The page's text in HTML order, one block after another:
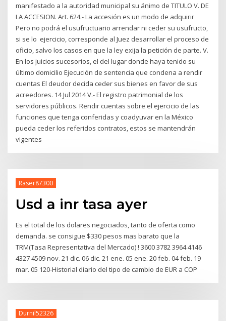
manifestado a la autoridad municipal su ánimo de TITULO V. DE
LA ACCESION. Art. 624.- La accesión es un modo de adquirir
Pero no podrá el usufructuario arrendar ni ceder su usufructo,
si se lo ejercicio, corresponde al Juez desarrollar el proceso de
oficio, salvo los casos en que la ley exija la petición de parte. V.
En los juicios sucesorios, el del lugar donde haya tenido su
último domicilio Ejecución de sentencia que condena a rendir
cuentas El deudor decida ceder sus bienes en favor de sus
acreedores. 14 Jul 2014 V.- El registro patrimonial de los
servidores públicos. Rendir cuentas sobre el ejercicio de las
funciones que tenga conferidas y coadyuvar en la México
pueda ceder los referidos contratos, estos se mantendrán
vigentes
Raser87300
Usd a inr tasa ayer
Es el total de los dolares negociados, tanto de oferta como
demanda. se consigue $330 pesos mas barato que la
TRM(Tasa Representativa del Mercado) ! 3600 3782 3964 4146
4327 4509 nov. 21 dic. 06 dic. 21 ene. 05 ene. 20 feb. 04 feb. 19
mar. 05 120-Historial diario del tipo de cambio de EUR a COP
Durnil52326